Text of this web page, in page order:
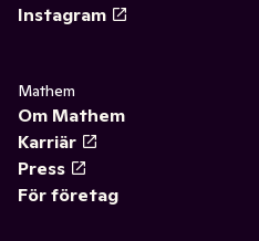
Instagram
Mathem
Om Mathem
Karriär
Press
För företag